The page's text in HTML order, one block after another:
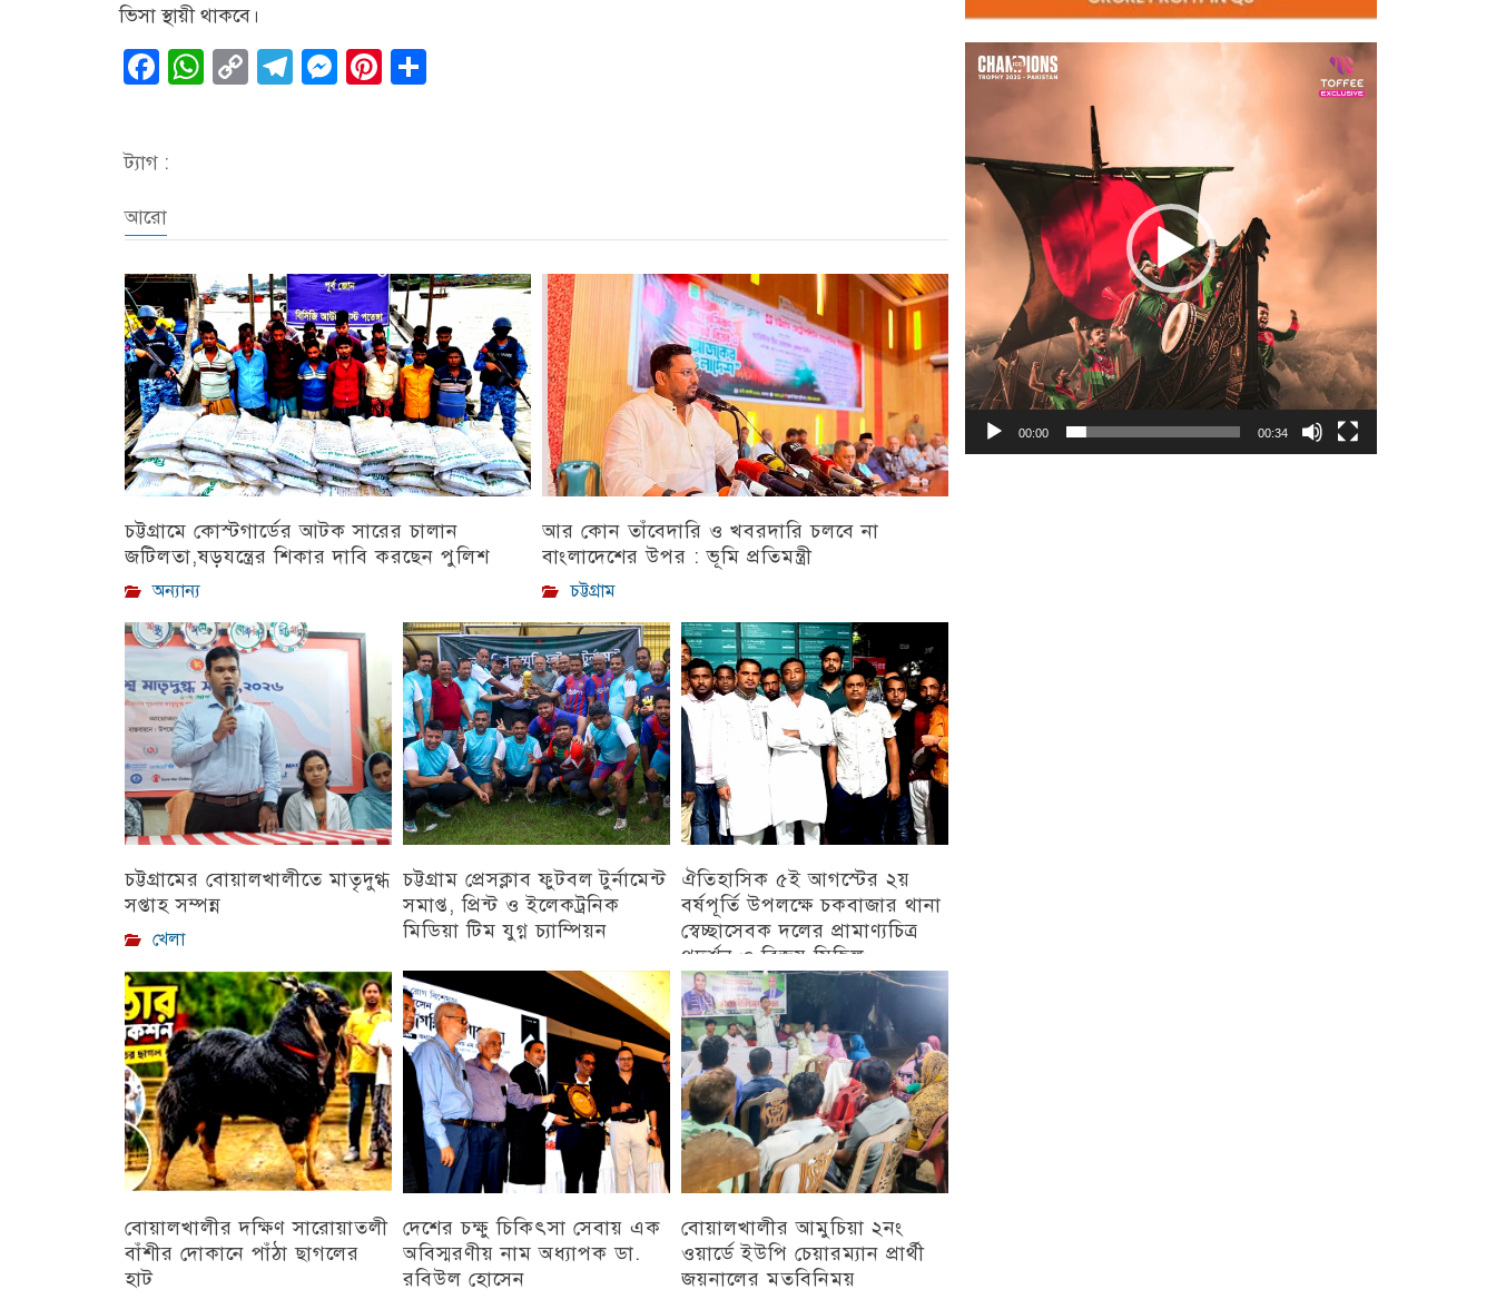
ভিসা স্থায়ী থাকবে।
Facebook
WhatsApp
CopyTelegram
Messenger
Pinterest
ট্যাগ :
আরো
চট্টগ্রামে কোস্টগার্ডের আটক সারের চালান
জটিলতা,ষড়যন্ত্রের শিকার দাবি করছেন পুলিশ
অন্যান্য
আর কোন তাঁবেদারি ও খবরদারি চলবে না
বাংলাদেশের উপর : ভূমি প্রতিমন্ত্রী
চট্টগ্রাম
চট্টগ্রামের বোয়ালখালীতে মাতৃদুগ্ধ
সপ্তাহ সম্পন্ন
খেলা
চট্টগ্রাম প্রেসক্লাব ফুটবল টুর্নামেন্ট
সমাপ্ত, প্রিন্ট ও ইলেকট্রনিক
মিডিয়া টিম যুগ্ন চ্যাম্পিয়ন
চট্টগ্রাম
ঐতিহাসিক ৫ই আগস্টের ২য়
বর্ষপূর্তি উপলক্ষে চকবাজার থানা
স্বেচ্ছাসেবক দলের প্রামাণ্যচিত্র
প্রদর্শন ও বিজয় মিছিল
চট্টগ্রাম
বোয়ালখালীর দক্ষিণ সারোয়াতলী
বাঁশীর দোকানে পাঁঠা ছাগলের
হাট
দেশের চক্ষু চিকিৎসা সেবায় এক
অবিস্মরণীয় নাম অধ্যাপক ডা.
রবিউল হোসেন
বোয়ালখালীর আমুচিয়া ২নং
ওয়ার্ডে ইউপি চেয়ারম্যান প্রার্থী
জয়নালের মতবিনিময়
Video
Player
00:00 00:34